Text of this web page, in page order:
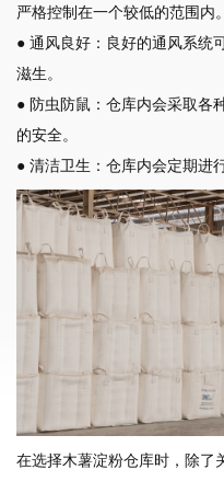
严格控制在一个较低的范围内。
● 通风良好：良好的通风系统
滋生。
● 防虫防鼠：仓库内会采取各
的安全。
● 清洁卫生：仓库内会定期进
在选择木薯淀粉仓库时，除了